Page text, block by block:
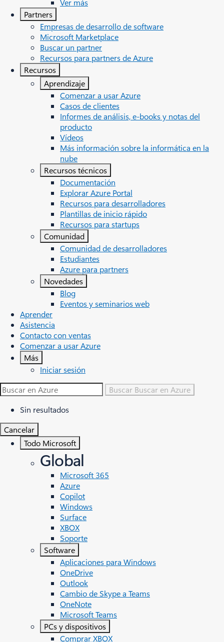
Ver más
Partners
Empresas de desarrollo de software
Microsoft Marketplace
Buscar un partner
Recursos para partners de Azure
Recursos
Aprendizaje
Comenzar a usar Azure
Casos de clientes
Informes de análisis, e-books y notas del
producto
Vídeos
Más información sobre la informática en la
nube
Recursos técnicos
Documentación
Explorar Azure Portal
Recursos para desarrolladores
Plantillas de inicio rápido
Recursos para startups
Comunidad
Comunidad de desarrolladores
Estudiantes
Azure para partners
Novedades
Blog
Eventos y seminarios web
Aprender
Asistencia
Contacto con ventas
Comenzar a usar Azure
Más
Iniciar sesión
Buscar Buscar en Azure
Sin resultados
Cancelar
Todo Microsoft
Global
Microsoft 365
Azure
Copilot
Windows
Surface
XBOX
Soporte
Software
Aplicaciones para Windows
OneDrive
Outlook
Cambio de Skype a Teams
OneNote
Microsoft Teams
PCs y dispositivos
Comprar XBOX